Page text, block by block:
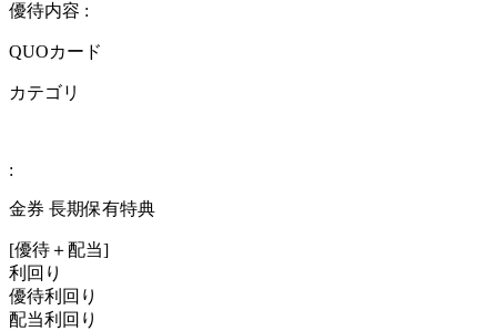
優待内容 :
QUOカード
カテゴリ
:
金券 長期保有特典
[優待＋配当]
利回り
優待利回り
配当利回り